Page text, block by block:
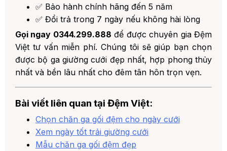
✅ Bảo hành chính hãng đến 5 năm
✅ Đổi trả trong 7 ngày nếu không hài lòng
Gọi ngay 0344.299.888 để được chuyên gia Đệm
Việt tư vấn miễn phí. Chúng tôi sẽ giúp bạn chọn
được bộ ga giường cưới đẹp nhất, hợp phong thủy
nhất và bền lâu nhất cho đêm tân hôn trọn vẹn.
Bài viết liên quan tại Đệm Việt:
Chọn chăn ga gối đệm cho ngày cưới
Xem ngày tốt trải giường cưới
Mẫu chăn ga gối đệm đẹp